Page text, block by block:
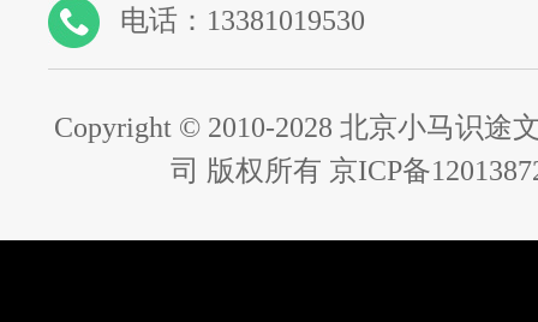
电话：13381019530
Copyright © 2010-2028 北京小马识途
司 版权所有 京ICP备